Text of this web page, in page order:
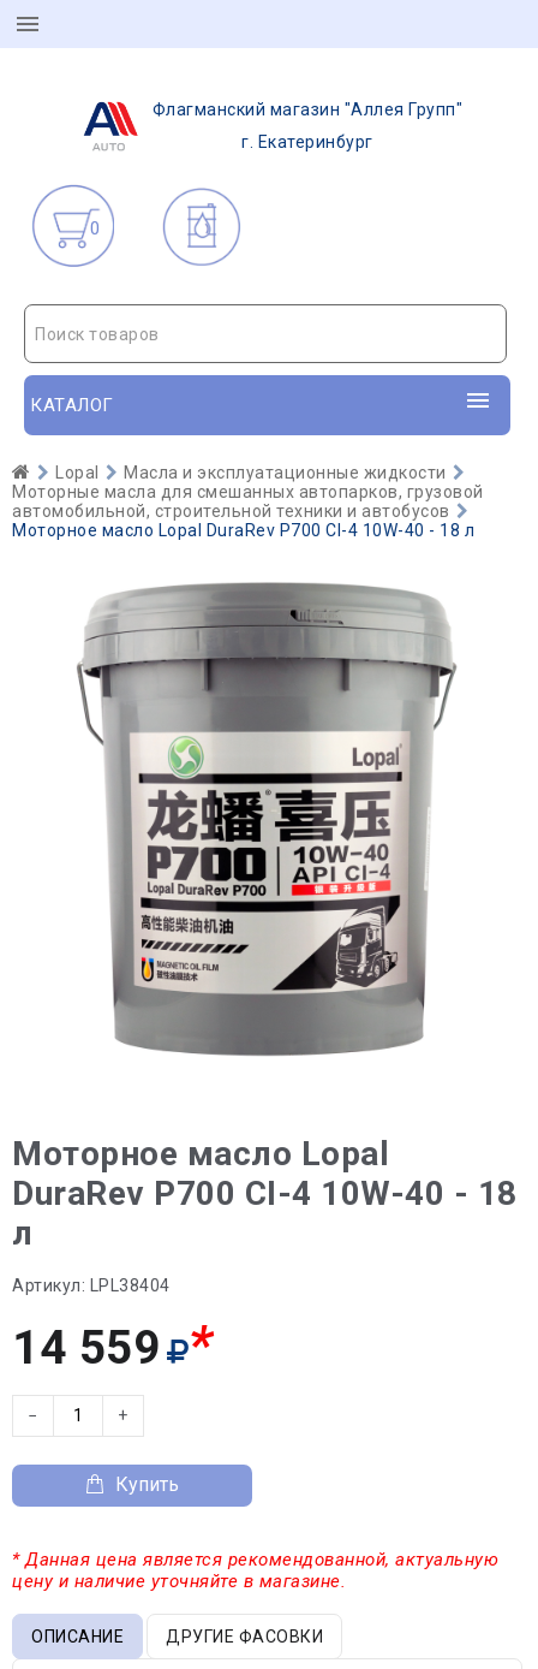
Флагманский магазин "Аллея Групп"
г. Екатеринбург
0
Поиск товаров
КАТАЛОГ
Lopal
Масла и эксплуатационные жидкости
Моторные масла для смешанных автопарков, грузовой
автомобильной, строительной техники и автобусов
Моторное масло Lopal DuraRev P700 CI-4 10W-40 - 18 л
Моторное масло Lopal
DuraRev P700 CI-4 10W-40 - 18
л
Артикул: LPL38404
14 559 *
− +
Купить
* Данная цена является рекомендованной, актуальную
цену и наличие уточняйте в магазине.
ОПИСАНИЕ ДРУГИЕ ФАСОВКИ